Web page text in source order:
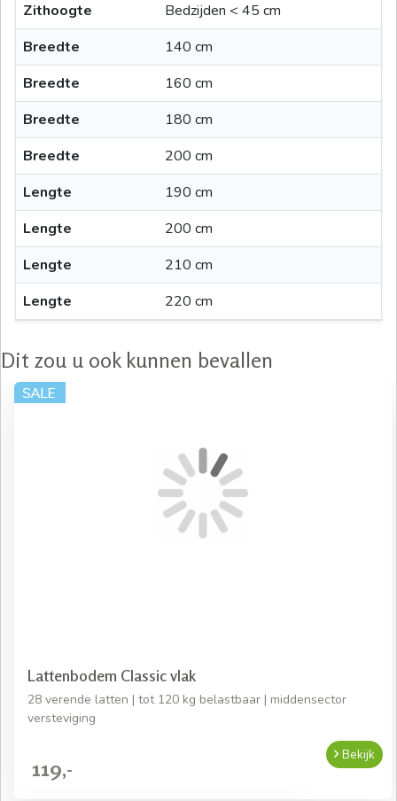
Zithoogte
Bedzijden < 45 cm
Breedte
140 cm
Breedte
160 cm
Breedte
180 cm
Breedte
200 cm
Lengte
190 cm
Lengte
200 cm
Lengte
210 cm
Lengte
220 cm
Dit zou u ook kunnen bevallen
Lattenbodem Classic vlak
28 verende latten | tot 120 kg belastbaar | middensector
versteviging
119,-
Bekijk